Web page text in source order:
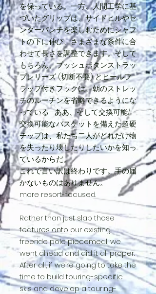
を保っている。一方、人間工学に基
づいたグリップは、サイドヒルやセ
ンターパンチを楽しむためにシャフ
トの下に伸び、さまざまな条件に合
わせて長さを調整できます。そして
もちろん、プッシュボタンストラッ
プレリーズ (切断不要) とヒールフ
ラップ付きフックは、朝のストレッ
チのルーチンを省略できるようにな
っている—ああ、そして交換可能/
交換可能なバスケットを備えた超硬
チップは、私たち二人がどれだけ物
を失ったり壊したりしたいかを知っ
ているからだ。
これで言い訳は終わりです。手の届
かないものはありません。
more resort-focused.
Rather than just slap those
features onto our existing
freeride pole piecemeal, we
went ahead and did it all proper.
After all, if we’re going to take the
time to build touring-specific
skis and develop a touring-